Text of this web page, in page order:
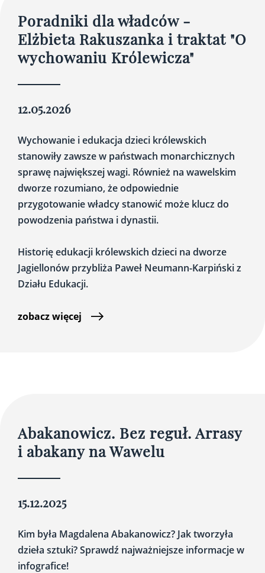
Poradniki dla władców -
Elżbieta Rakuszanka i traktat "O
wychowaniu Królewicza"
12.05.2026
Wychowanie i edukacja dzieci królewskich
stanowiły zawsze w państwach monarchicznych
sprawę największej wagi. Również na wawelskim
dworze rozumiano, że odpowiednie
przygotowanie władcy stanowić może klucz do
powodzenia państwa i dynastii.
Historię edukacji królewskich dzieci na dworze
Jagiellonów przybliża Paweł Neumann-Karpiński z
Działu Edukacji.
zobacz więcej
Abakanowicz. Bez reguł. Arrasy
i abakany na Wawelu
15.12.2025
Kim była Magdalena Abakanowicz? Jak tworzyła
dzieła sztuki? Sprawdź najważniejsze informacje w
infografice!